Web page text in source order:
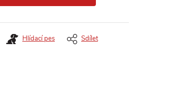
Hlídací pes Sdílet